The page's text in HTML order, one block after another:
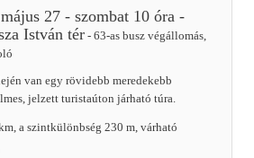
27 - szombat 10 óra -
István tér- 63-as busz végállomás,
van egy rövidebb meredekebb
jelzett turistaúton járható túra.
a szintkülönbség 230 m, várható